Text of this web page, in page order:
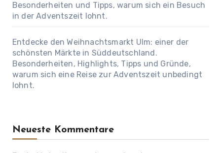
Besonderheiten und Tipps, warum sich ein Besuch
in der Adventszeit lohnt.
Entdecke den Weihnachtsmarkt Ulm: einer der
schönsten Märkte in Süddeutschland.
Besonderheiten, Highlights, Tipps und Gründe,
warum sich eine Reise zur Adventszeit unbedingt
lohnt.
Neueste Kommentare